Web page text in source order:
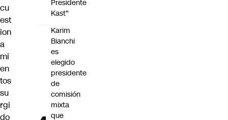
cu
est
ion
a
mi
en
tos
su
rgi
do
Presidente
Kast"
Karim
Bianchi
es
elegido
presidente
de
comisión
mixta
que